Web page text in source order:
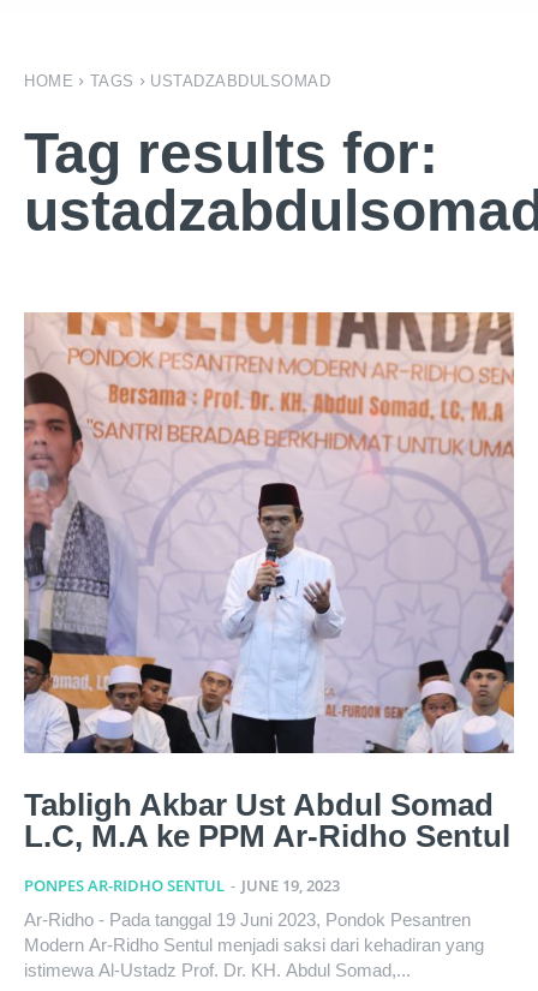
HOME TAGS USTADZABDULSOMAD
Tag results for:
Tabligh Akbar Ust Abdul Somad
L.C, M.A ke PPM Ar-Ridho Sentul
PONPES AR-RIDHO SENTUL - JUNE 19, 2023
Ar-Ridho - Pada tanggal 19 Juni 2023, Pondok Pesantren
Modern Ar-Ridho Sentul menjadi saksi dari kehadiran yang
istimewa Al-Ustadz Prof. Dr. KH. Abdul Somad,...